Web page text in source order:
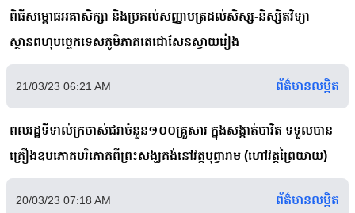
ពិធីសម្ពោធអគាសិក្សា និងប្រគល់សញ្ញាបត្រដល់សិស្ស-និស្សិតវិទ្យា
ស្ថានពហុបច្ចេកទេសភូមិភាគតេជោសែនស្វាយរៀង
21/03/23 06:21 AM ព័ត៌មានលម្អិត
ពលរដ្ឋទីទាល់ក្រចាស់ជរាចំនួន១០០គ្រួសារ ក្នុងសង្កាត់បាវិត ទទួលបាន
គ្រឿងឧបភោគបរិភោគពីព្រះសង្ឃគង់នៅវត្តបុព្វារាម (ហៅវត្តព្រៃយាយ)
20/03/23 07:18 AM ព័ត៌មានលម្អិត